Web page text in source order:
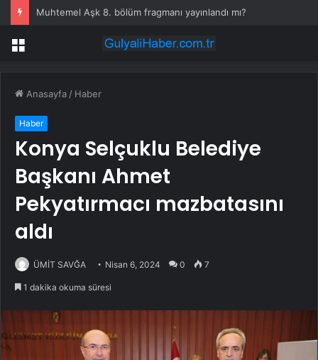
Muhtemel Aşk 8. bölüm fragmanı yayınlandı mı?
Menü
Anasayfa / Haber
Haber
Konya Selçuklu Belediye
Başkanı Ahmet
Pekyatırmacı mazbatasını
aldı
ÜMİT SAVĞA Nisan 6, 2024 0 7
1 dakika okuma süresi